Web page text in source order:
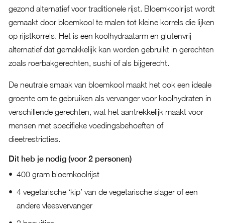
gezond alternatief voor traditionele rijst. Bloemkoolrijst wordt
gemaakt door bloemkool te malen tot kleine korrels die lijken
op rijstkorrels. Het is een koolhydraatarm en glutenvrij
alternatief dat gemakkelijk kan worden gebruikt in gerechten
zoals roerbakgerechten, sushi of als bijgerecht.
De neutrale smaak van bloemkool maakt het ook een ideale
groente om te gebruiken als vervanger voor koolhydraten in
verschillende gerechten, wat het aantrekkelijk maakt voor
mensen met specifieke voedingsbehoeften of
dieetrestricties.
Dit heb je nodig (voor 2 personen)
400 gram bloemkoolrijst
4 vegetarische ‘kip’ van de vegetarische slager of een
andere vleesvervanger